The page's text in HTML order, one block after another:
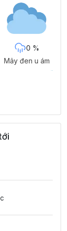
0 %
Mây đen u ám